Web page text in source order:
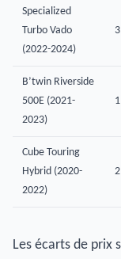
Specialized
Turbo Vado
(2022-2024)
B’twin Riverside
500E (2021-
2023)
Cube Touring
Hybrid (2020-
2022)
Les écarts de prix